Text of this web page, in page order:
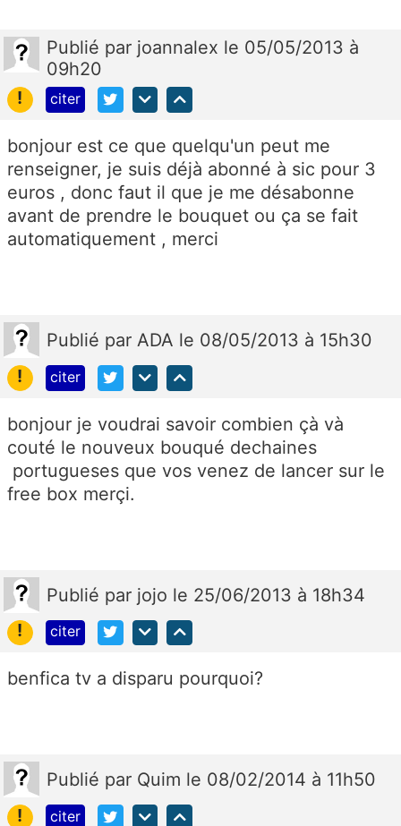
Publié par joannalex le 05/05/2013 à
09h20
!
citer
bonjour est ce que quelqu'un peut me
renseigner, je suis déjà abonné à sic pour 3
euros , donc faut il que je me désabonne
avant de prendre le bouquet ou ça se fait
automatiquement , merci
Publié par ADA le 08/05/2013 à 15h30
!
citer
bonjour je voudrai savoir combien çà và
couté le nouveux bouqué dechaines
portugueses que vos venez de lancer sur le
free box merçi.
Publié par jojo le 25/06/2013 à 18h34
!
citer
benfica tv a disparu pourquoi?
Publié par Quim le 08/02/2014 à 11h50
!
citer